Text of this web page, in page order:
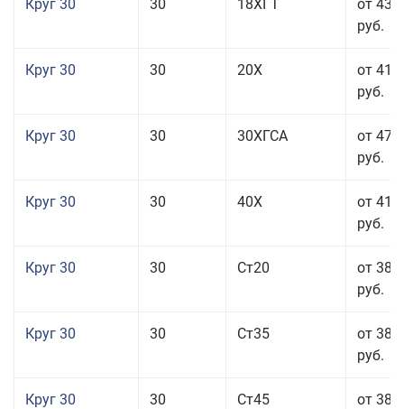
Круг 30 30 18ХГТ
от 43
руб.
Круг 30 30 20Х
от 41
руб.
Круг 30 30 30ХГСА
от 47
руб.
Круг 30 30 40Х
от 41
руб.
Круг 30 30 Ст20
от 38
руб.
Круг 30 30 Ст35
от 38
руб.
Круг 30 30 Ст45
от 38